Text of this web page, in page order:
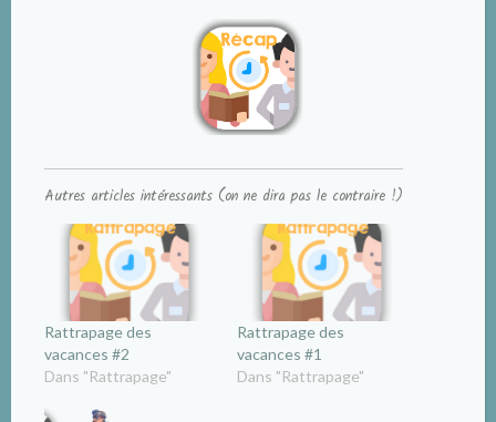
Autres articles intéressants (on ne dira pas le contraire !)
Rattrapage des
vacances #2
Dans "Rattrapage"
Rattrapage des
vacances #1
Dans "Rattrapage"